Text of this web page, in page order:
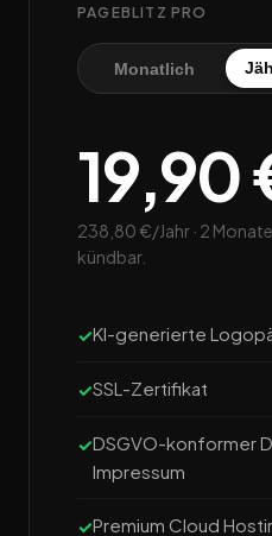
PAGEBLITZ PRO
Monatlich
19,90
238,80 €/Jahr · 2
kündbar.
KI-generierte
SSL-Zertifikat
DSGVO-konformer
Impressum
Premium Cloud